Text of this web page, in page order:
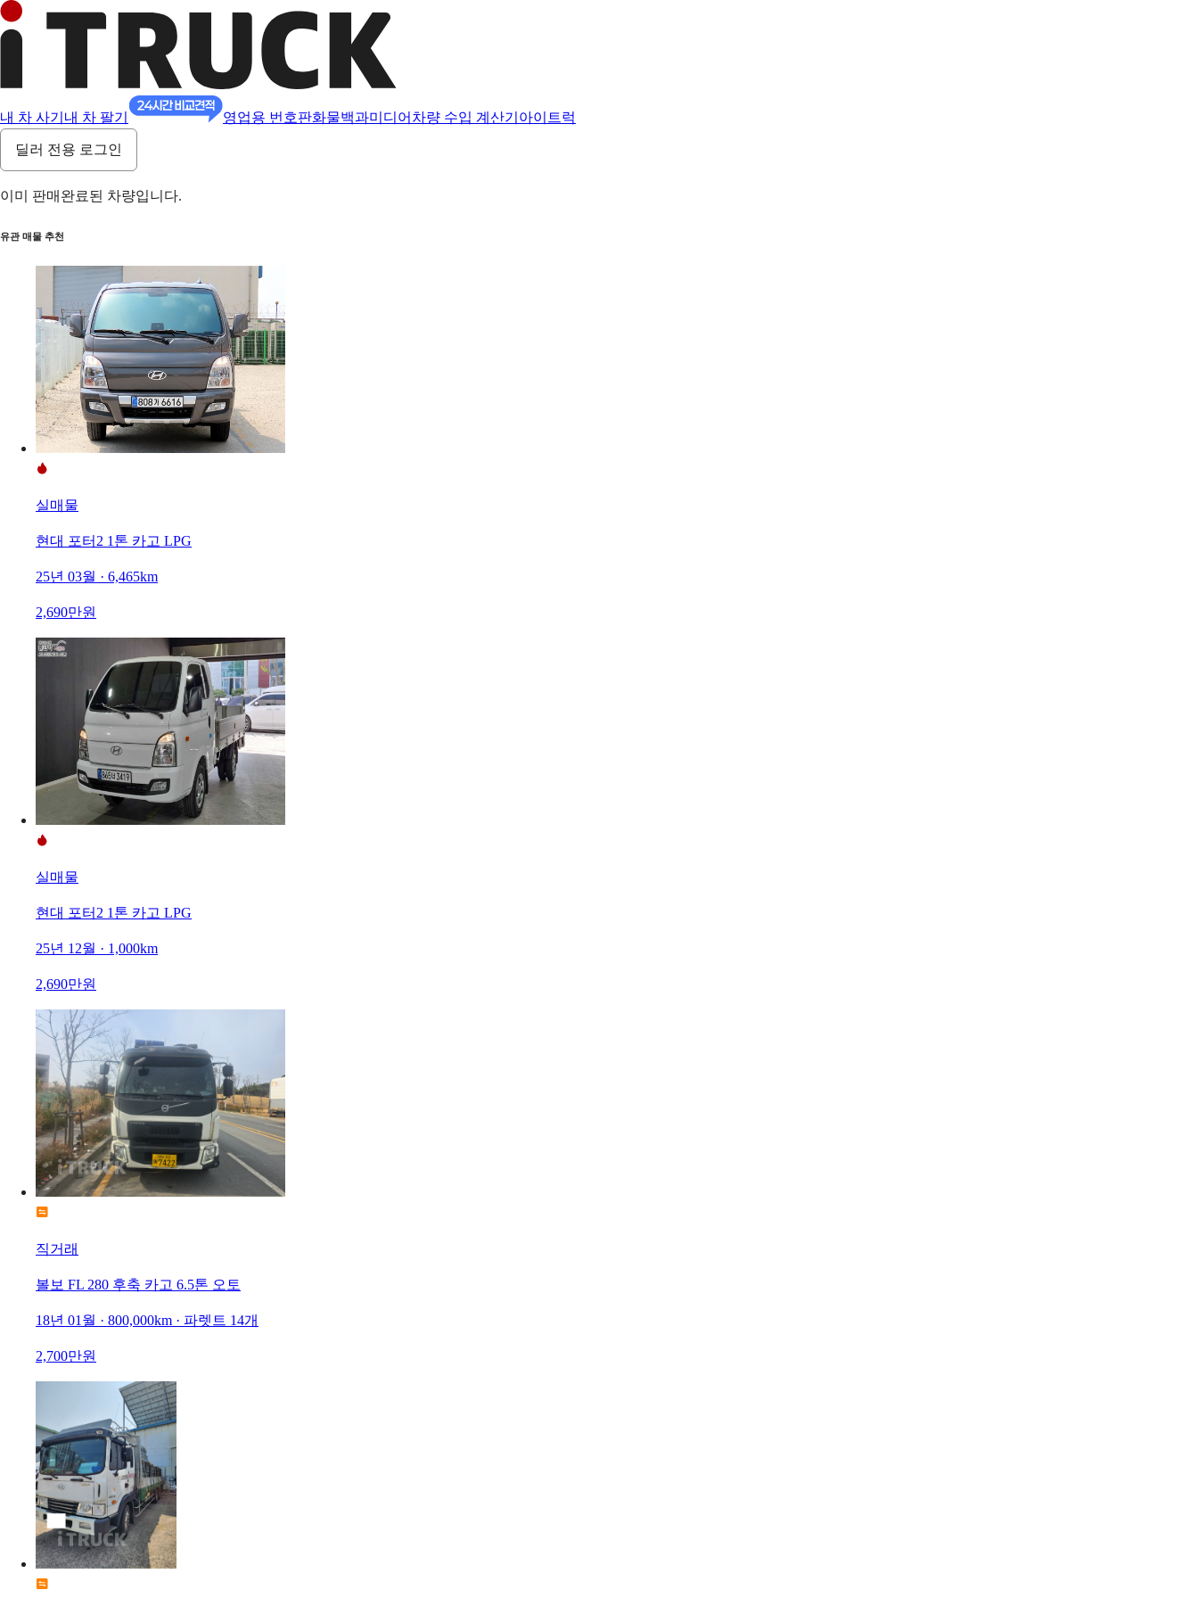
내 차 사기 내 차 팔기 영업용 번호판화물백과미디어 차량 수입 계산기 아이트럭
딜러 전용 로그인
이미 판매완료된 차량입니다.
유관 매물 추천
실매물
현대 포터2 1톤 카고 LPG
25년 03월 · 6,465km
2,690만원
실매물
현대 포터2 1톤 카고 LPG
25년 12월 · 1,000km
2,690만원
직거래
볼보 FL 280 후축 카고 6.5톤 오토
18년 01월 · 800,000km · 파렛트 14개
2,700만원